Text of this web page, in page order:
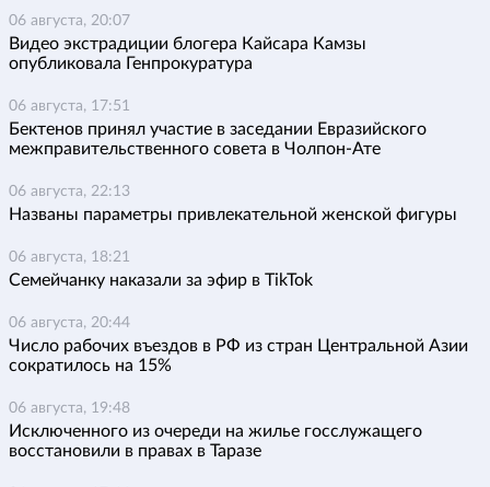
06 августа, 20:07
Видео экстрадиции блогера Кайсара Камзы
опубликовала Генпрокуратура
06 августа, 17:51
Бектенов принял участие в заседании Евразийского
межправительственного совета в Чолпон-Ате
06 августа, 22:13
Названы параметры привлекательной женской фигуры
06 августа, 18:21
Семейчанку наказали за эфир в TikTok
06 августа, 20:44
Число рабочих въездов в РФ из стран Центральной Азии
сократилось на 15%
06 августа, 19:48
Исключенного из очереди на жилье госслужащего
восстановили в правах в Таразе